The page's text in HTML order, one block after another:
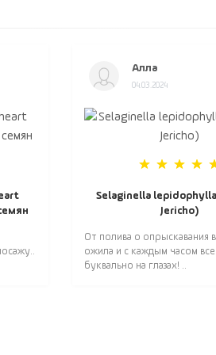
Алла
04.03.2024
Selaginella
Jericho)
От полива о опрыскавания
ожила и с каждым часом
буквально на глазах! ..